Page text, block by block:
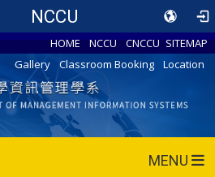
NCCU
HOME NCCU CNCCU SITEMAP
Gallery
Classroom Booking Location
MENU